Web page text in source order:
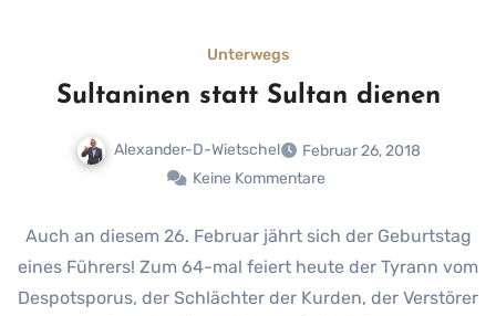
Unterwegs
Sultaninen statt Sultan dienen
Alexander-D-Wietschel
Februar 26, 2018
Keine Kommentare
Auch an diesem 26. Februar jährt sich der Geburtstag
eines Führers! Zum 64-mal feiert heute der Tyrann vom
Despotsporus, der Schlächter der Kurden, der Verstörer